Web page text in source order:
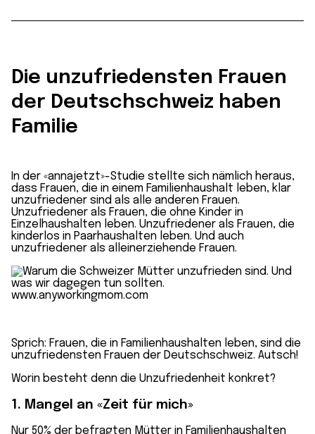
Die unzufriedensten Frauen
der Deutschschweiz haben
Familie
In der «annajetzt»-Studie stellte sich nämlich heraus,
dass Frauen, die in einem Familienhaushalt leben, klar
unzufriedener sind als alle anderen Frauen.
Unzufriedener als Frauen, die ohne Kinder in
Einzelhaushalten leben. Unzufriedener als Frauen, die
kinderlos in Paarhaushalten leben. Und auch
unzufriedener als alleinerziehende Frauen.
Sprich: Frauen, die in Familienhaushalten leben, sind die
unzufriedensten Frauen der Deutschschweiz. Autsch!
Worin besteht denn die Unzufriedenheit konkret?
1. Mangel an «Zeit für mich»
Nur 50% der befragten Mütter in Familienhaushalten